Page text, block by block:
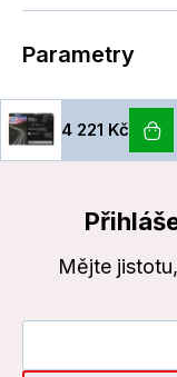
Parametry
4 221 Kč
Mějte